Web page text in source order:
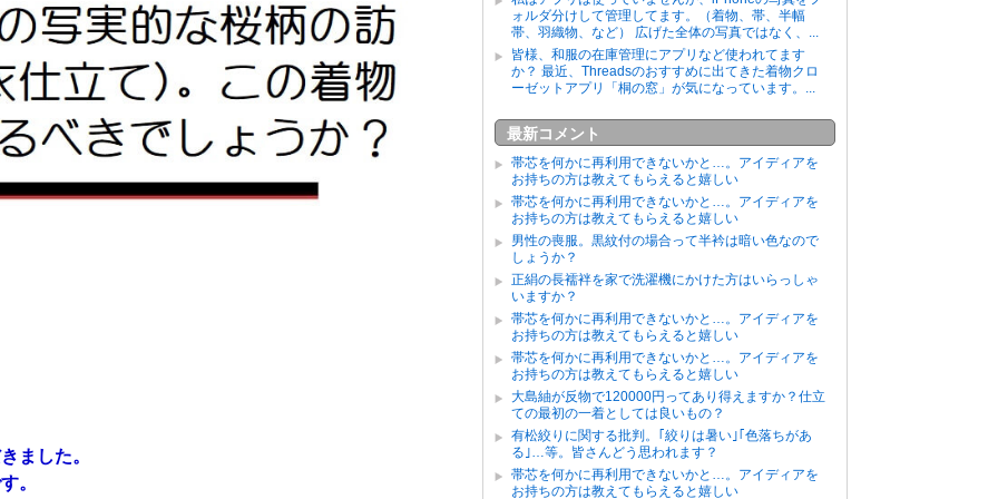
ました。
。
ォルダ分けして管理してます。（着物、帯、半幅
帯、羽織物、など） 広げた全体の写真ではなく、...
皆様、和服の在庫管理にアプリなど使われてます
か？ 最近、Threadsのおすすめに出てきた着物クロ
ーゼットアプリ「桐の窓」が気になっています。...
最新コメント
帯芯を何かに再利用できないかと…。アイディアを
お持ちの方は教えてもらえると嬉しい
帯芯を何かに再利用できないかと…。アイディアを
お持ちの方は教えてもらえると嬉しい
男性の喪服。黒紋付の場合って半衿は暗い色なので
しょうか？
正絹の長襦袢を家で洗濯機にかけた方はいらっしゃ
いますか？
帯芯を何かに再利用できないかと…。アイディアを
お持ちの方は教えてもらえると嬉しい
帯芯を何かに再利用できないかと…。アイディアを
お持ちの方は教えてもらえると嬉しい
大島紬が反物で120000円ってあり得えますか？仕立
ての最初の一着としては良いもの？
有松絞りに関する批判。｢絞りは暑い｣｢色落ちがあ
る｣…等。皆さんどう思われます？
帯芯を何かに再利用できないかと…。アイディアを
お持ちの方は教えてもらえると嬉しい